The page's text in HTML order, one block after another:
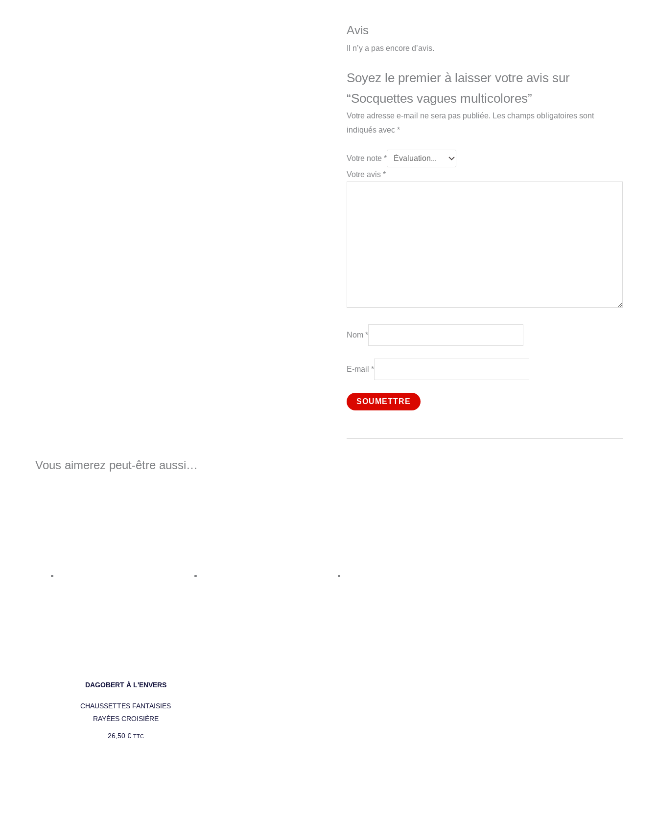
Avis
Il n’y a pas encore d’avis.
Soyez le premier à laisser votre avis sur
“Socquettes vagues multicolores”
Votre adresse e-mail ne sera pas publiée. Les champs obligatoires sont
indiqués avec *
Votre note *
Votre avis *
Nom *
E-mail *
Vous aimerez peut-être aussi…
DAGOBERT À L'ENVERS
CHAUSSETTES FANTAISIES
RAYÉES CROISIÈRE
26,50 € TTC